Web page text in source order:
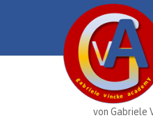
Ein
Jahr
vonGabriele